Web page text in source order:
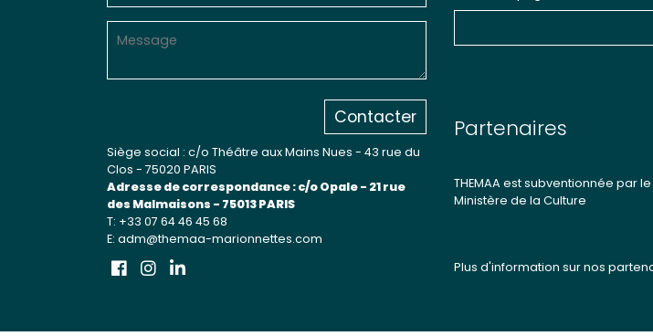
Sur l’étagère
(Documents, études, publications)
Contacter
Siège social : c/o Théâtre aux Mains Nues - 43 rue du
Clos - 75020 PARIS
Adresse de correspondance : c/o Opale - 21 rue
des Malmaisons - 75013 PARIS
T: +33 07 64 46 45 68
E: adm@themaa-marionnettes.com
Partenaires
THEMAA est subventionnée par le
Ministère de la Culture
Plus d'information sur nos